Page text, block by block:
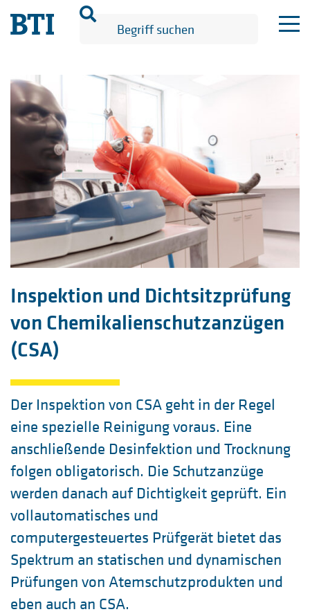
Inspektion und Dichtsitzprüfung
von Chemikalienschutzanzügen
(CSA)
Der Inspektion von CSA geht in der Regel
eine spezielle Reinigung voraus. Eine
anschließende Desinfektion und Trocknung
folgen obligatorisch. Die Schutzanzüge
werden danach auf Dichtigkeit geprüft. Ein
vollautomatisches und
computergesteuertes Prüfgerät bietet das
Spektrum an statischen und dynamischen
Prüfungen von Atemschutzprodukten und
eben auch an CSA.